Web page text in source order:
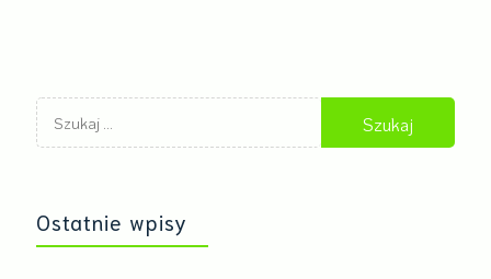
Szukaj:
Ostatnie wpisy